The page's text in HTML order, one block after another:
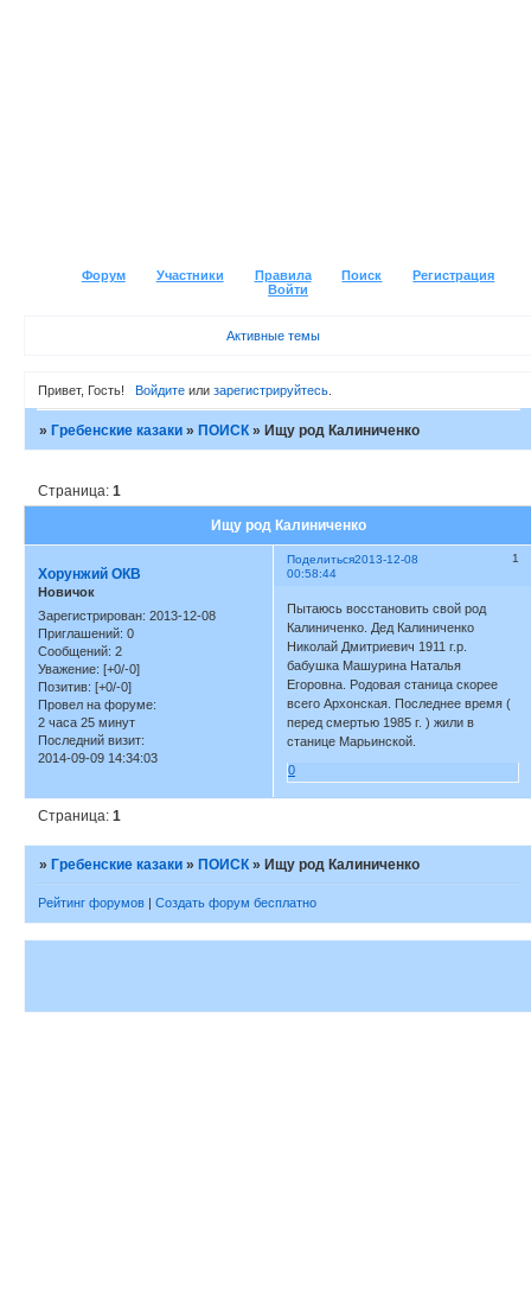
Форум Участники Правила Поиск
Регистрация
Войти
Активные темы
Привет, Гость! Войдитеили зарегистрируйтесь.
»Гребенские казаки »ПОИСК »Ищу род Калиниченко
Ищу род Калиниченко
Страница:1
Поделиться 1
2013-12-08
00:58:44
Хорунжий ОКВ
Новичок
Зарегистрирован: 2013-12-08
Приглашений: 0
Сообщений: 2
Уважение: [+0/-0]
Позитив: [+0/-0]
Провел на форуме:
2 часа 25 минут
Последний визит:
2014-09-09 14:34:03
Пытаюсь восстановить свой род
Калиниченко. Дед Калиниченко
Николай Дмитриевич 1911 г.р.
бабушка Машурина Наталья
Егоровна. Родовая станица скорее
всего Архонская. Последнее время (
перед смертью 1985 г. ) жили в
станице Марьинской.
0
Страница:1
» Гребенские казаки » ПОИСК » Ищу род Калиниченко
Рейтинг форумов | Создать форум бесплатно